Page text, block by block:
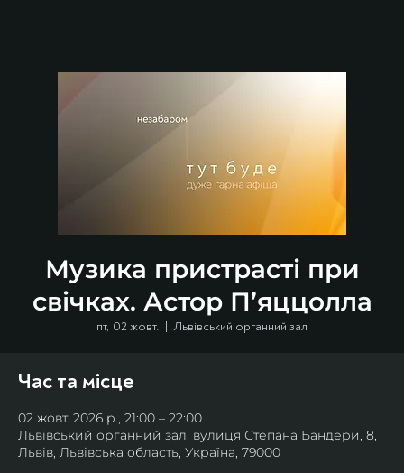
Музика пристрасті при
свічках. Астор П’яццолла
пт, 02 жовт.
  |
Львівський органний зал
Час та місце
02 жовт. 2026 р., 21:00 – 22:00
Львівський органний зал, вулиця Степана Бандери, 8,
Львів, Львівська область, Україна, 79000